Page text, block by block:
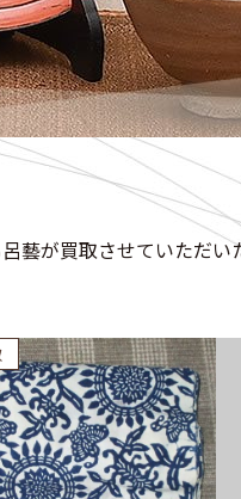
藝が買取させていただい